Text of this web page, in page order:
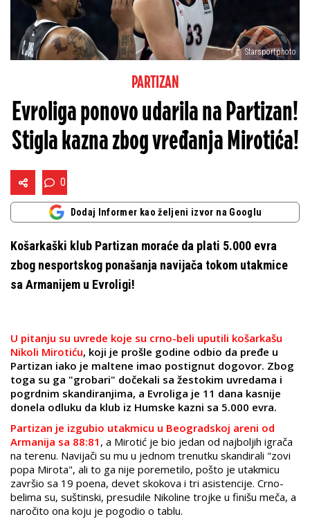
Starsportphoto
PARTIZAN
Evroliga ponovo udarila na Partizan!
Stigla kazna zbog vređanja Mirotića!
0
Dodaj Informer kao željeni izvor na Googlu
Košarkaški klub Partizan moraće da plati 5.000 evra
zbog nesportskog ponašanja navijača tokom utakmice
sa Armanijem u Evroligi!
U pitanju su uvrede koje su crno-beli uputili košarkašu
Nikoli Mirotiću, koji je prošle godine odbio da pređe u
Partizan iako je maltene imao postignut dogovor. Zbog
toga su ga "grobari" dočekali sa žestokim uvredama i
pogrdnim skandiranjima, a Evroliga je 11 dana kasnije
donela odluku da klub iz Humske kazni sa 5.000 evra.
Partizan je izgubio utakmicu u Beogradskoj areni od
Armanija sa 88:81 , a Mirotić je bio jedan od najboljih igrača
na terenu. Navijači su mu u jednom trenutku skandirali "zovi
popa Mirota", ali to ga nije poremetilo, pošto je utakmicu
završio sa 19 poena, devet skokova i tri asistencije. Crno-
belima su, suštinski, presudile Nikoline trojke u finišu meča, a
naročito ona koju je pogodio o tablu.